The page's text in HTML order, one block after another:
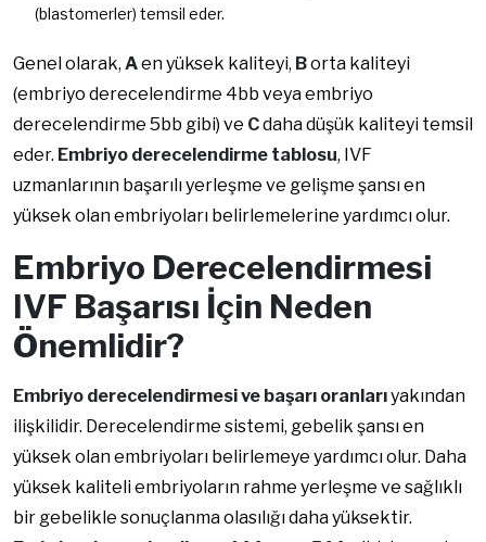
(blastomerler) temsil eder.
Genel olarak, Aen yüksek kaliteyi, Borta kaliteyi
(embriyo derecelendirme 4bb veya embriyo
derecelendirme 5bb gibi) ve Cdaha düşük kaliteyi temsil
eder. Embriyo derecelendirme tablosu, IVF
uzmanlarının başarılı yerleşme ve gelişme şansı en
yüksek olan embriyoları belirlemelerine yardımcı olur.
Embriyo Derecelendirmesi
IVF Başarısı İçin Neden
Önemlidir?
Embriyo derecelendirmesi ve başarı oranlarıyakından
ilişkilidir. Derecelendirme sistemi, gebelik şansı en
yüksek olan embriyoları belirlemeye yardımcı olur. Daha
yüksek kaliteli embriyoların rahme yerleşme ve sağlıklı
bir gebelikle sonuçlanma olasılığı daha yüksektir.